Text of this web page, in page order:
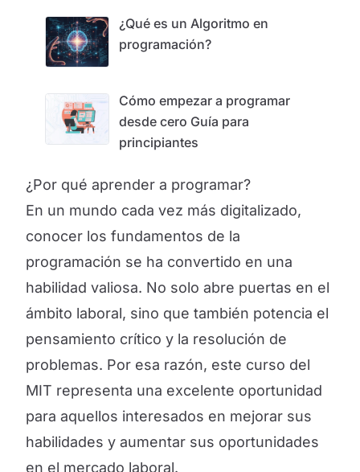
¿Qué es un Algoritmo en
programación?
Cómo empezar a programar
desde cero Guía para
principiantes
¿Por qué aprender a programar?
En un mundo cada vez más digitalizado,
conocer los fundamentos de la
programación se ha convertido en una
habilidad valiosa. No solo abre puertas en el
ámbito laboral, sino que también potencia el
pensamiento crítico y la resolución de
problemas. Por esa razón, este curso del
MIT representa una excelente oportunidad
para aquellos interesados en mejorar sus
habilidades y aumentar sus oportunidades
en el mercado laboral.